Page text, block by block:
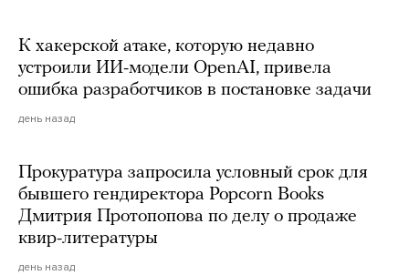
К хакерской атаке, которую недавно
устроили ИИ-модели OpenAI, привела
ошибка разработчиков в постановке задачи
день назад
Прокуратура запросила условный срок для
бывшего гендиректора Popcorn Books
Дмитрия Протопопова по делу о продаже
квир-литературы
день назад